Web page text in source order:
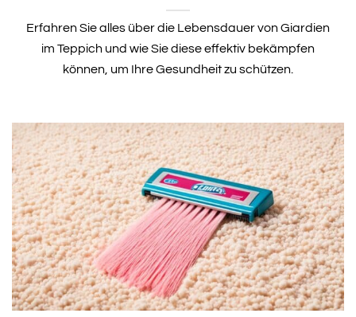
Erfahren Sie alles über die Lebensdauer von Giardien
im Teppich und wie Sie diese effektiv bekämpfen
können, um Ihre Gesundheit zu schützen.